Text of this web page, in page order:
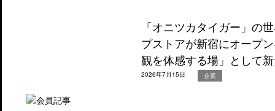
「オニツカタイガー」の
プストアが新宿にオープ
観を体感する場」として
2026年7月15日 企業